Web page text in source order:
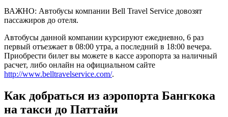
ВАЖНО: Автобусы компании Bell Travel Service довозят
пассажиров до отеля.
Автобусы данной компании курсируют ежедневно, 6 раз
первый отъезжает в 08:00 утра, а последний в 18:00 вечера.
Приобрести билет вы можете в кассе аэропорта за наличный
расчет, либо онлайн на официальном сайте
http://www.belltravelservice.com/.
Как добраться из аэропорта Бангкока
на такси до Паттайи